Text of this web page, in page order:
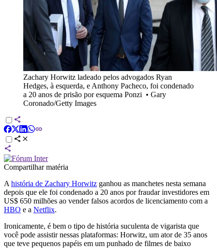
Zachary Horwitz ladeado pelos advogados Ryan
Hedges, à esquerda, e Anthony Pacheco, foi condenado
a 20 anos de prisão por esquema Ponzi • Gary
Coronado/Getty Images
Compartilhar matéria
A história de Zachary Horwitz ganhou as manchetes nesta semana
depois que ele foi condenado a 20 anos por fraudar investidores em
US$ 650 milhões ao vender falsos acordos de licenciamento com a
HBO e a Netflix.
Ironicamente, é bem o tipo de história suculenta de vigarista que
você pode assistir nessas plataformas: Horwitz, um ator de 35 anos
que teve pequenos papéis em um punhado de filmes de baixo